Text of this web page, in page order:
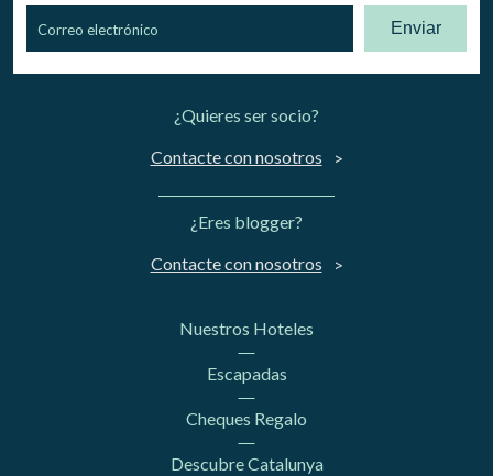
Enviar
¿Quieres ser socio?
Contacte con nosotros
¿Eres blogger?
Contacte con nosotros
Nuestros Hoteles
Escapadas
Cheques Regalo
Descubre Catalunya